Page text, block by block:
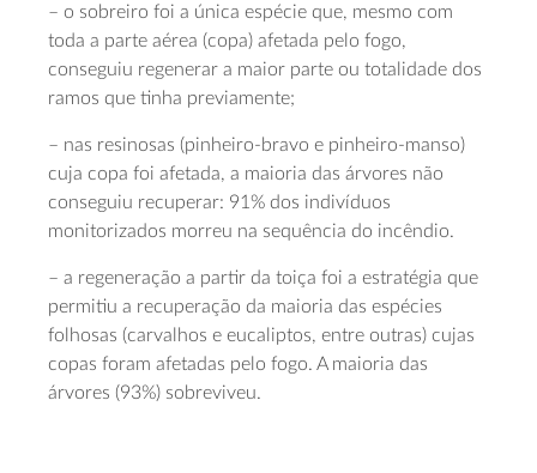
– o sobreiro foi a única espécie que, mesmo com
toda a parte aérea (copa) afetada pelo fogo,
conseguiu regenerar a maior parte ou totalidade dos
ramos que tinha previamente;
– nas resinosas (pinheiro-bravo e pinheiro-manso)
cuja copa foi afetada, a maioria das árvores não
conseguiu recuperar: 91% dos indivíduos
monitorizados morreu na sequência do incêndio.
– a regeneração a partir da toiça foi a estratégia que
permitiu a recuperação da maioria das espécies
folhosas (carvalhos e eucaliptos, entre outras) cujas
copas foram afetadas pelo fogo. A maioria das
árvores (93%) sobreviveu.